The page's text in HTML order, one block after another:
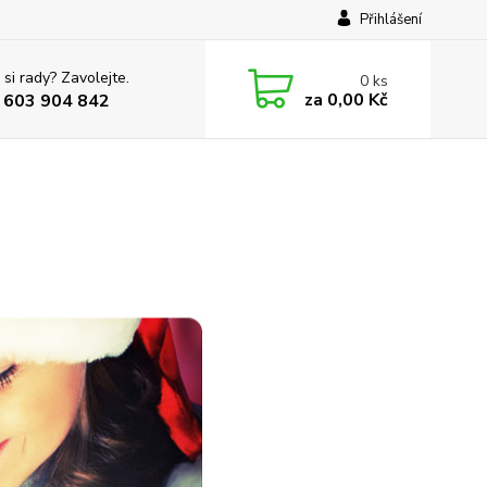
Přihlášení
rady? Zavolejte.
904 842
0ks
za 0,00 Kč